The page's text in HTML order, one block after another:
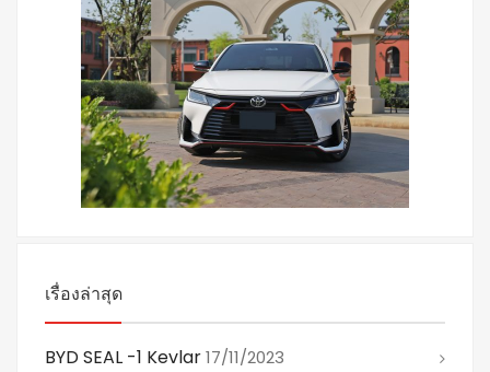
เรื่องล่าสุด
BYD SEAL -1 Kevlar17/11/2023